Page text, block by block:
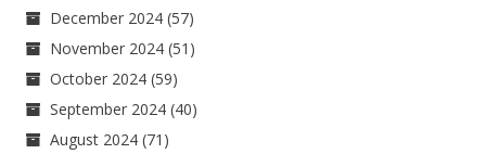
December 2024 (57)
November 2024 (51)
October 2024 (59)
September 2024 (40)
August 2024 (71)